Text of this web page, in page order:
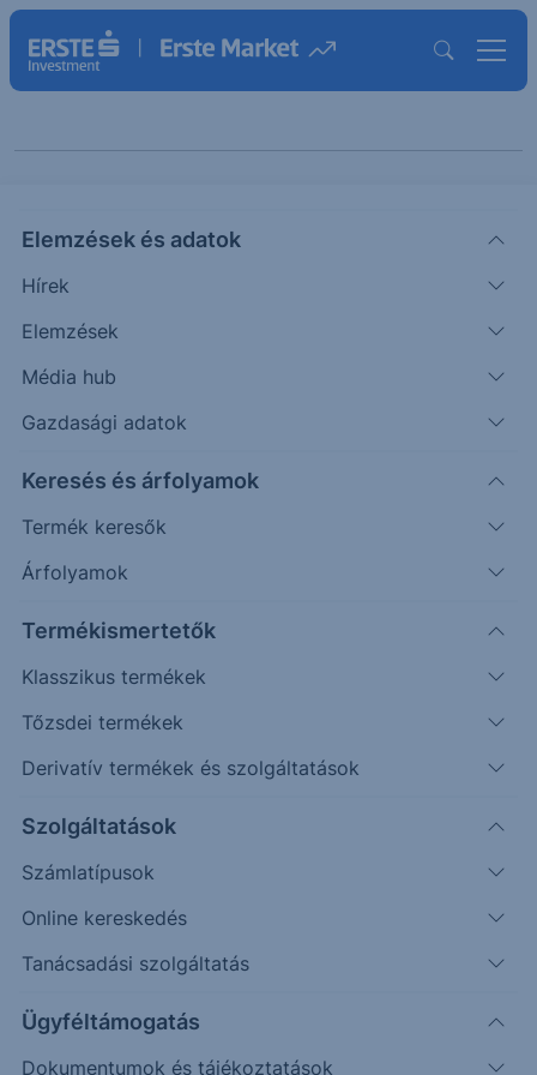
Elemzések és adatok
Hírek
Elemzések
Média hub
Gazdasági adatok
Keresés és árfolyamok
Termék keresők
Árfolyamok
Termékismertetők
Klasszikus termékek
Tőzsdei termékek
Derivatív termékek és szolgáltatások
Szolgáltatások
Számlatípusok
Online kereskedés
Tanácsadási szolgáltatás
Ügyféltámogatás
Dokumentumok és tájékoztatások
Kategóriák szerint
Keresés
644 találat cikkeink között
Érdekes dolgokat mondott az
Tegnap az OTP a sajtó- és elemzői tájékoztatón
könyv szerinti érték alatti...